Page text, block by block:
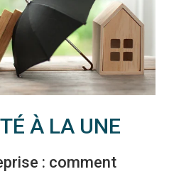
À LA UNE
: comment